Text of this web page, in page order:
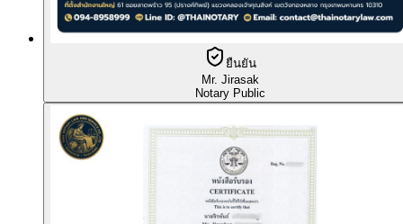
ยืนยัน
Mr. Jirasak
Notary Public